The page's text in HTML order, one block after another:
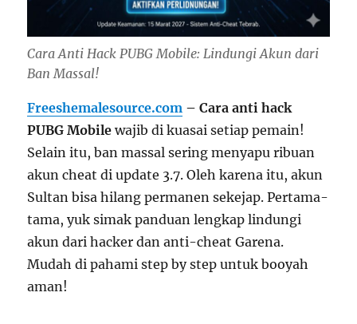
Cara Anti Hack PUBG Mobile: Lindungi Akun dari
Ban Massal!
Freeshemalesource.com – Cara anti hack
PUBG Mobile wajib di kuasai setiap pemain!
Selain itu, ban massal sering menyapu ribuan
akun cheat di update 3.7. Oleh karena itu, akun
Sultan bisa hilang permanen sekejap. Pertama-
tama, yuk simak panduan lengkap lindungi
akun dari hacker dan anti-cheat Garena.
Mudah di pahami step by step untuk booyah
aman!